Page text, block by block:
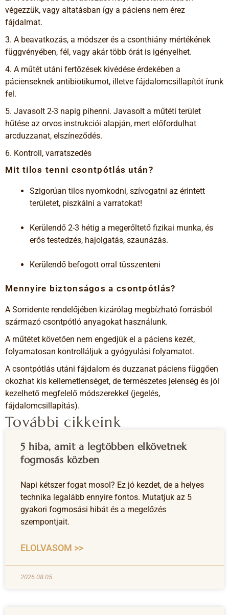
végezzük, vagy altatásban így a páciens nem érez
fájdalmat.
3. A beavatkozás, a módszer és a csonthiány mértékének
függvényében, fél, vagy akár több órát is igényelhet.
4. A műtét utáni fertőzések kivédése érdekében a
pácienseknek antibiotikumot, illetve fájdalomcsillapítót írunk
fel.
5. Javasolt 2-3 napig pihenni. Javasolt a műtéti terület
hűtése az orvos instrukciói alapján, mert előfordulhat
arcduzzanat, elszíneződés.
6. Kontroll, varratszedés
Mit tilos tenni csontpótlás után?
Szigorúan tilos nyomkodni, szívogatni az érintett
területet, piszkálni a varratokat!
Kerülendő 2-3 hétig a megerőltető fizikai munka, és
erős testedzés, hajolgatás, szaunázás.
Kerülendő befogott orral tüsszenteni
Mennyire biztonságos a csontpótlás?
A Sorridente rendelőjében kizárólag megbízható forrásból
származó csontpótló anyagokat használunk.
A műtétet követően nem engedjük el a páciens kezét,
folyamatosan kontrolláljuk a gyógyulási folyamatot.
A csontpótlás utáni fájdalom és duzzanat páciens függően
okozhat kis kellemetlenséget, de természetes jelenség és jól
kezelhető megfelelő módszerekkel (jegelés,
fájdalomcsillapítás).
További cikkeink
5 hiba, amit a legtöbben elkövetnek
fogmosás közben
Napi kétszer fogat mosol? Ez jó kezdet, de a helyes
technika legalább ennyire fontos. Mutatjuk az 5
gyakori fogmosási hibát és a megelőzés
szempontjait.
ELOLVASOM >>
2026.08.05.